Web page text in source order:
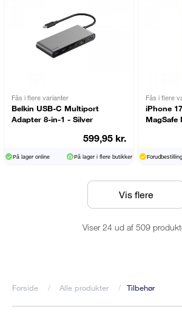
Fås i flere varianter
Belkin USB-C Multiport
Adapter 8-in-1 - Silver
599,95 kr.
På lager online På lager i flere butikker
Fås i flere
iPhone
MagSafe
Forudbestilling
Vis flere
Viser 24 ud af 509
Brødkrumme
Forside Alle produkter Tilbehør